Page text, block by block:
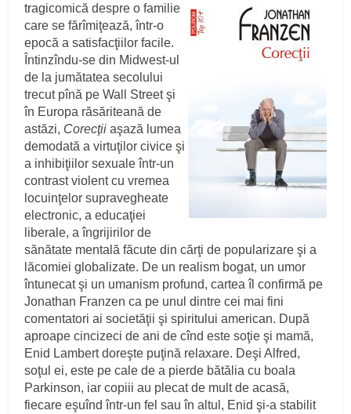
tragicomică despre o familie
care se fărîmiţează, într-o
epocă a satisfacţiilor facile.
Întinzîndu-se din Midwest-ul
de la jumătatea secolului
trecut pînă pe Wall Street şi
în Europa răsăriteană de
astăzi, Corecţii aşază lumea
demodată a virtuţilor civice şi
a inhibiţiilor sexuale într-un
contrast violent cu vremea
locuinţelor supravegheate
electronic, a educaţiei
liberale, a îngrijirilor de
sănătate mentală făcute din cărţi de popularizare şi a
lăcomiei globalizate. De un realism bogat, un umor
întunecat şi un umanism profund, cartea îl confirmă pe
Jonathan Franzen ca pe unul dintre cei mai fini
comentatori ai societăţii şi spiritului american. După
aproape cincizeci de ani de cînd este soţie şi mamă,
Enid Lambert doreşte puţină relaxare. Deşi Alfred,
soţul ei, este pe cale de a pierde bătălia cu boala
Parkinson, iar copiii au plecat de mult de acasă,
fiecare eşuînd într-un fel sau în altul, Enid şi-a stabilit